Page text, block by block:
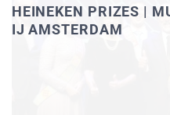
HEINEKEN PRIZES |
IJ AMSTERDAM